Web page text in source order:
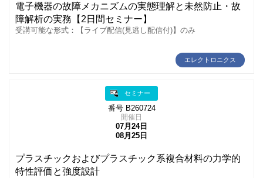
電子機器の故障メカニズムの実態理解と未然防止・故
障解析の実務【2日間セミナー】
受講可能な形式：【ライブ配信(見逃し配信付)】のみ
エレクトロニクス
セミナー
番号 B260724
開催日
07月24日
08月25日
プラスチックおよびプラスチック系複合材料の力学的
特性評価と強度設計